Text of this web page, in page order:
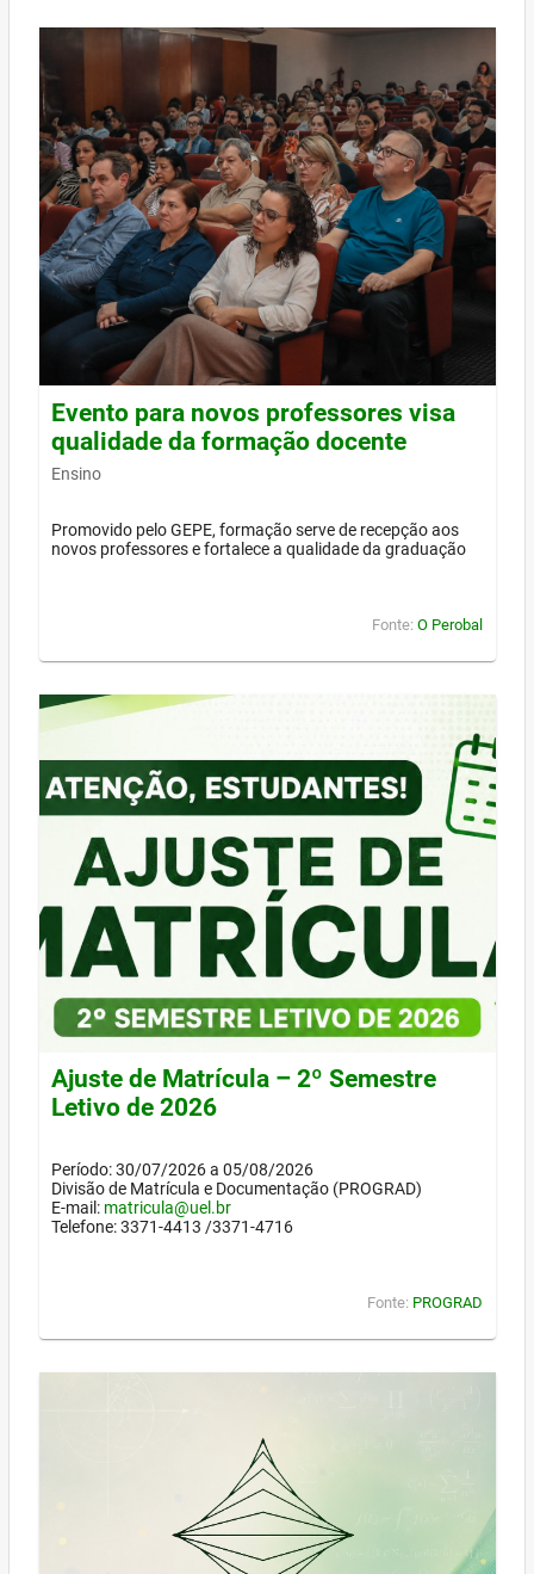
Evento para novos professores visa
qualidade da formação docente
Ensino
Promovido pelo GEPE, formação serve de recepção aos
novos professores e fortalece a qualidade da graduação
Fonte: O Perobal
Ajuste de Matrícula – 2º Semestre
Letivo de 2026
Período: 30/07/2026 a 05/08/2026
Divisão de Matrícula e Documentação (PROGRAD)
E-mail: matricula@uel.br
Telefone: 3371-4413 /3371-4716
Fonte: PROGRAD